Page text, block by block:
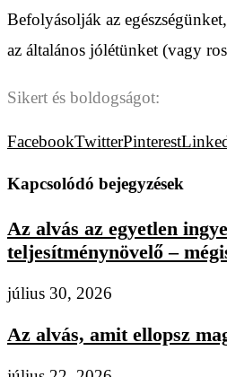
Befolyásolják az
az általános jólétünket (vagy
Sikert és boldogságot:
FacebookTwitterPinterest
Kapcsolódó bejegyzések
Az alvás az egyetlen
teljesítménynövelő –
július 30, 2026
Az alvás, amit ellopsz